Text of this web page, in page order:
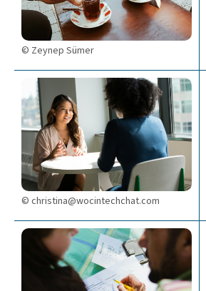
© Zeynep Sümer
© christina@wocintechchat.com